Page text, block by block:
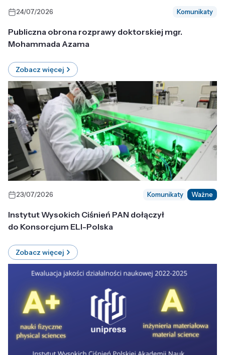
24/07/2026 Komunikaty
Publiczna obrona rozprawy doktorskiej mgr.
Mohammada Azama
Zobacz więcej
23/07/2026 Komunikaty Ważne
Instytut Wysokich Ciśnień PAN dołączył
do Konsorcjum ELI-Polska
Zobacz więcej